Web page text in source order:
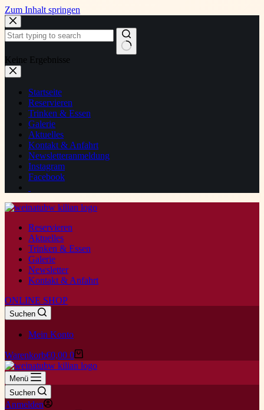
Zum Inhalt springen
Keine Ergebnisse
Startseite
Reservieren
Trinken & Essen
Galerie
Aktuelles
Kontakt & Anfahrt
Newsletteranmeldung
Instagram
Facebook
Reservieren
Aktuelles
Trinken & Essen
Galerie
Newsletter
Kontakt & Anfahrt
ONLINE SHOP
Suchen
Mein Konto
Warenkorb€0,00 0
Menü
Suchen
Anmelden